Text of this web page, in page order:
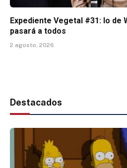
Expediente Vegetal #31: lo de
pasará a todos
2 agosto, 2026
Destacados